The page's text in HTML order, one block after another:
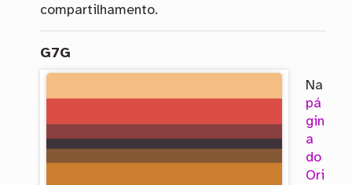
compartilhamento.
G7G
Na
pá
gin
a
do
Ori